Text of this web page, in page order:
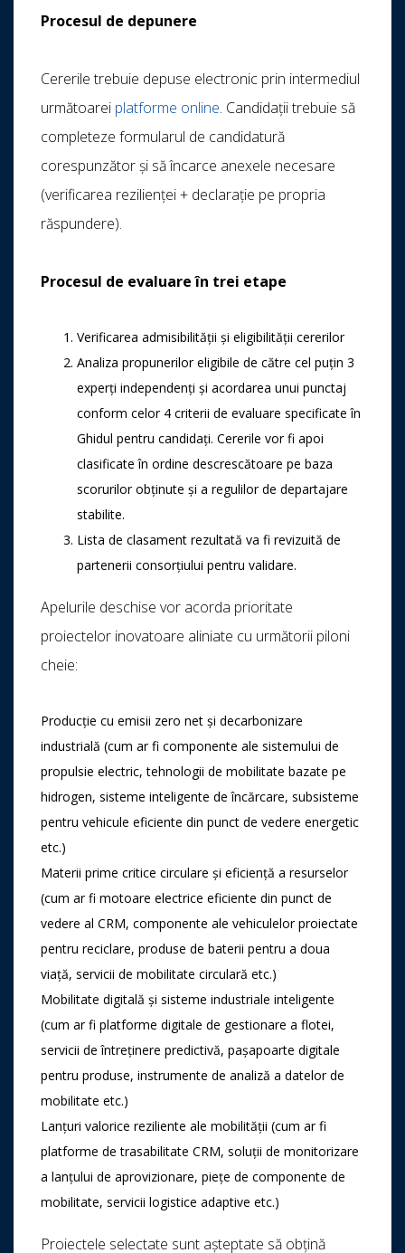
Procesul de depunere
Cererile trebuie depuse electronic prin intermediul
următoarei platforme online. Candidații trebuie să
completeze formularul de candidatură
corespunzător și să încarce anexele necesare
(verificarea rezilienței + declarație pe propria
răspundere).
Procesul de evaluare în trei etape
Verificarea admisibilității și eligibilității cererilor
Analiza propunerilor eligibile de către cel puțin 3
experți independenți și acordarea unui punctaj
conform celor 4 criterii de evaluare specificate în
Ghidul pentru candidați. Cererile vor fi apoi
clasificate în ordine descrescătoare pe baza
scorurilor obținute și a regulilor de departajare
stabilite.
Lista de clasament rezultată va fi revizuită de
partenerii consorțiului pentru validare.
Apelurile deschise vor acorda prioritate
proiectelor inovatoare aliniate cu următorii piloni
cheie:
Producție cu emisii zero net și decarbonizare
industrială (cum ar fi componente ale sistemului de
propulsie electric, tehnologii de mobilitate bazate pe
hidrogen, sisteme inteligente de încărcare, subsisteme
pentru vehicule eficiente din punct de vedere energetic
etc.)
Materii prime critice circulare și eficiență a resurselor
(cum ar fi motoare electrice eficiente din punct de
vedere al CRM, componente ale vehiculelor proiectate
pentru reciclare, produse de baterii pentru a doua
viață, servicii de mobilitate circulară etc.)
Mobilitate digitală și sisteme industriale inteligente
(cum ar fi platforme digitale de gestionare a flotei,
servicii de întreținere predictivă, pașapoarte digitale
pentru produse, instrumente de analiză a datelor de
mobilitate etc.)
Lanțuri valorice reziliente ale mobilității (cum ar fi
platforme de trasabilitate CRM, soluții de monitorizare
a lanțului de aprovizionare, piețe de componente de
mobilitate, servicii logistice adaptive etc.)
Proiectele selectate sunt așteptate să obțină